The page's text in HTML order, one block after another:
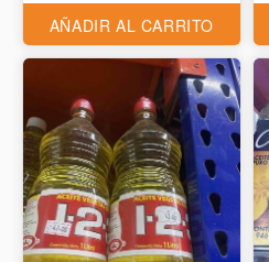
AÑADIR AL CARRITO